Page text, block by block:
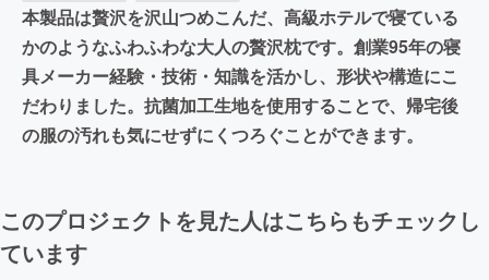
本製品は贅沢を沢山つめこんだ、高級ホテルで寝ている
かのようなふわふわな大人の贅沢枕です。創業95年の寝
具メーカー経験・技術・知識を活かし、形状や構造にこ
だわりました。抗菌加工生地を使用することで、帰宅後
の服の汚れも気にせずにくつろぐことができます。
このプロジェクトを見た人はこちらもチェックし
ています